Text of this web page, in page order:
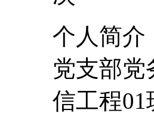
个人简介
党支部党
信工程